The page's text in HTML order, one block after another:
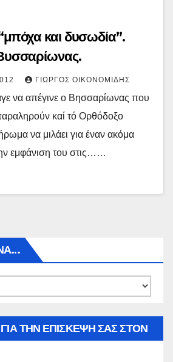
και δυσωδία”.
ΓΙΏΡΓΟΣ ΟΙΚΟΝΟΜΊΔΗΣ
να απέγινε ο Βησσαρίωνας που
καί τό Ορθόδοξο
να μιλάει για έναν ακόμα
εμφάνιση του στις……
ΤΗΝ ΕΠΙΣΚΕΨΗ ΣΑΣ ΣΤΟΝ